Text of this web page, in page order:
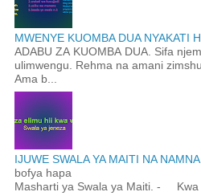
MWENYE KUOMBA DUA NYAKATI
ADABU ZA KUOMBA DUA. Sifa
ulimwengu. Rehma na amani
Ama b...
IJUWE SWALA YA MAITI NA
bofya hapa
Masharti ya Swala ya Maiti. - Kwa